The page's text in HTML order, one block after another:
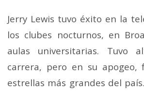
Jerry Lewis tuvo éxito en la
los clubes nocturnos, en
aulas universitarias. Tuvo
carrera, pero en su apogeo,
estrellas más grandes del